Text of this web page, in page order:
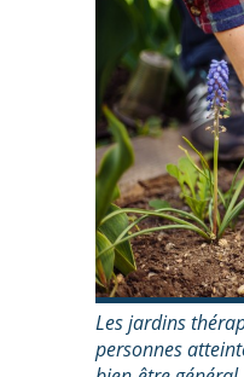
Les jardins
personnes